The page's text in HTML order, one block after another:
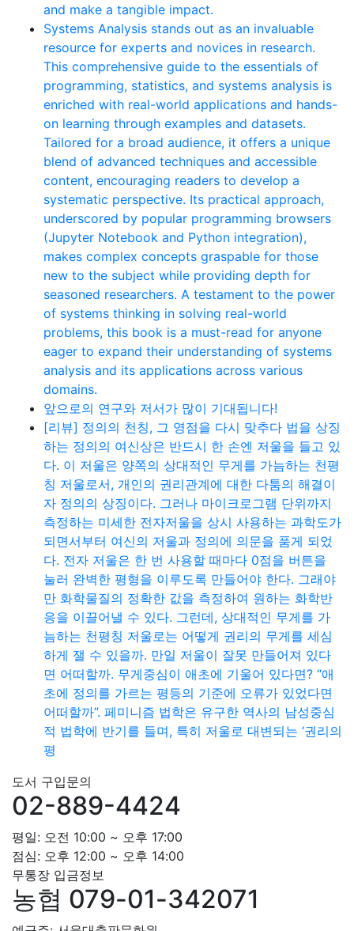
and make a tangible impact.
Systems Analysis stands out as an invaluable
resource for experts and novices in research.
This comprehensive guide to the essentials of
programming, statistics, and systems analysis is
enriched with real-world applications and hands-
on learning through examples and datasets.
Tailored for a broad audience, it offers a unique
blend of advanced techniques and accessible
content, encouraging readers to develop a
systematic perspective. Its practical approach,
underscored by popular programming browsers
(Jupyter Notebook and Python integration),
makes complex concepts graspable for those
new to the subject while providing depth for
seasoned researchers. A testament to the power
of systems thinking in solving real-world
problems, this book is a must-read for anyone
eager to expand their understanding of systems
analysis and its applications across various
domains.
앞으로의 연구와 저서가 많이 기대됩니다!
[리뷰] 정의의 천칭, 그 영점을 다시 맞추다 법을 상징
하는 정의의 여신상은 반드시 한 손엔 저울을 들고 있
다. 이 저울은 양쪽의 상대적인 무게를 가늠하는 천평
칭 저울로서, 개인의 권리관계에 대한 다툼의 해결이
자 정의의 상징이다. 그러나 마이크로그램 단위까지
측정하는 미세한 전자저울을 상시 사용하는 과학도가
되면서부터 여신의 저울과 정의에 의문을 품게 되었
다. 전자 저울은 한 번 사용할 때마다 0점을 버튼을
눌러 완벽한 평형을 이루도록 만들어야 한다. 그래야
만 화학물질의 정확한 값을 측정하여 원하는 화학반
응을 이끌어낼 수 있다. 그런데, 상대적인 무게를 가
늠하는 천평칭 저울로는 어떻게 권리의 무게를 세심
하게 잴 수 있을까. 만일 저울이 잘못 만들어져 있다
면 어떠할까. 무게중심이 애초에 기울어 있다면? “애
초에 정의를 가르는 평등의 기준에 오류가 있었다면
어떠할까”. 페미니즘 법학은 유구한 역사의 남성중심
적 법학에 반기를 들며, 특히 저울로 대변되는 ‘권리의
평
도서 구입문의
02-889-4424
평일: 오전 10:00 ~ 오후 17:00
점심: 오후 12:00 ~ 오후 14:00
무통장 입금정보
농협 079-01-342071